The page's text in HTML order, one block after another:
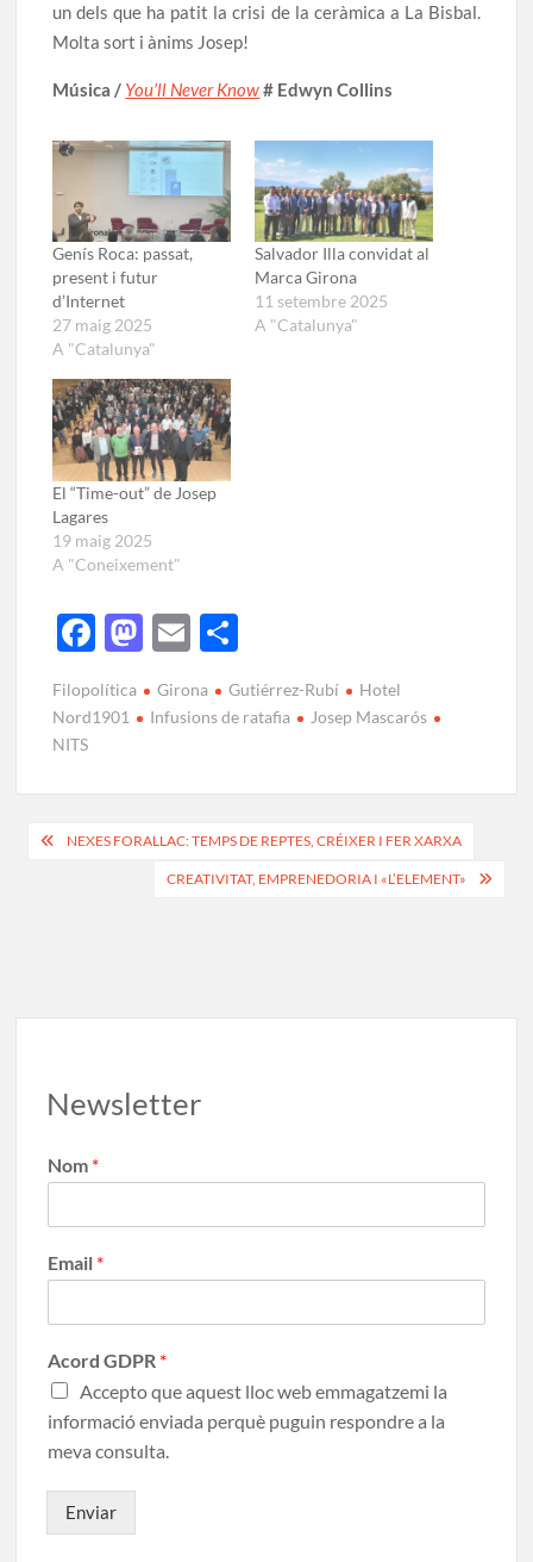
un dels que ha patit la crisi de la ceràmica a La Bisbal.
Molta sort i ànims Josep!
Música / You’ll Never Know# Edwyn Collins
Genís Roca: passat,
present i futur
d’Internet
27 maig 2025
A "Catalunya"
Salvador Illa convidat al
Marca Girona
11 setembre 2025
A "Catalunya"
El “Time-out” de Josep
Lagares
19 maig 2025
A "Coneixement"
F
e
o
k
M
to
o
E
ail m
ar
ix
Filopolítica Girona Gutiérrez-Rubí
Hotel
Nord1901
Infusions de ratafia
Josep Mascarós
NITS
NEXES FORALLAC: TEMPS DE REPTES, CRÉIXER I FER XARXA
CREATIVITAT, EMPRENEDORIA I «L’ELEMENT»
Newsletter
Nom *
Email *
Acord GDPR *
Accepto que aquest lloc web emmagatzemi la
informació enviada perquè puguin respondre a la
meva consulta.
Enviar